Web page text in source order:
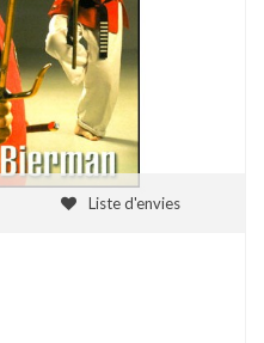
Liste d'envies